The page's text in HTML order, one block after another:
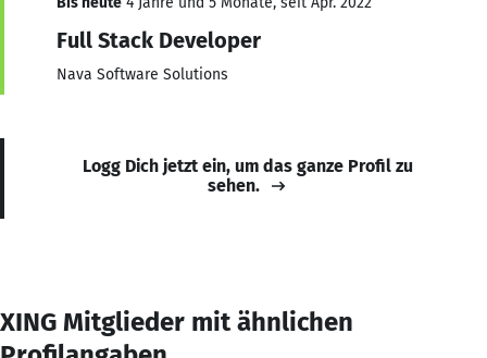
Full Stack Developer
Nava Software Solutions
Logg Dich jetzt ein, um das ganze Profil zu
sehen.
XING Mitglieder mit ähnlichen